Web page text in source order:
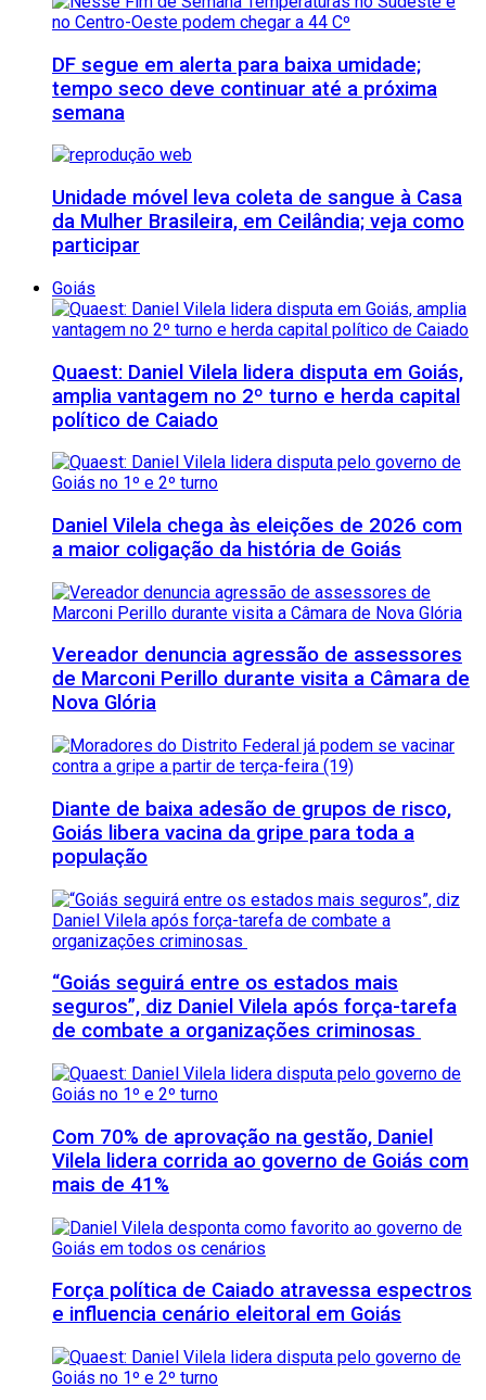
DF segue em alerta para baixa umidade;
tempo seco deve continuar até a próxima
semana
Unidade móvel leva coleta de sangue à Casa
da Mulher Brasileira, em Ceilândia; veja como
participar
Goiás
Quaest: Daniel Vilela lidera disputa em Goiás,
amplia vantagem no 2º turno e herda capital
político de Caiado
Daniel Vilela chega às eleições de 2026 com
a maior coligação da história de Goiás
Vereador denuncia agressão de assessores
de Marconi Perillo durante visita a Câmara de
Nova Glória
Diante de baixa adesão de grupos de risco,
Goiás libera vacina da gripe para toda a
população
“Goiás seguirá entre os estados mais
seguros”, diz Daniel Vilela após força-tarefa
de combate a organizações criminosas
Com 70% de aprovação na gestão, Daniel
Vilela lidera corrida ao governo de Goiás com
mais de 41%
Força política de Caiado atravessa espectros
e influencia cenário eleitoral em Goiás